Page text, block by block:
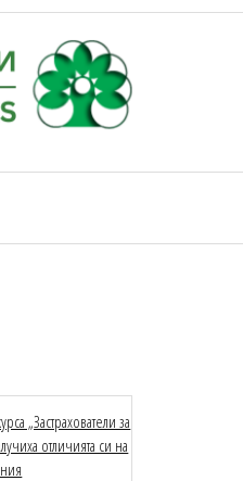
„Застрахователи за
отличията си на